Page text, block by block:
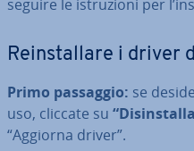
seguire le istru­zio­ni per
Rein­stal­la­re i driver
Primo passaggio: se
uso, cliccate su
“Aggiorna driver”.